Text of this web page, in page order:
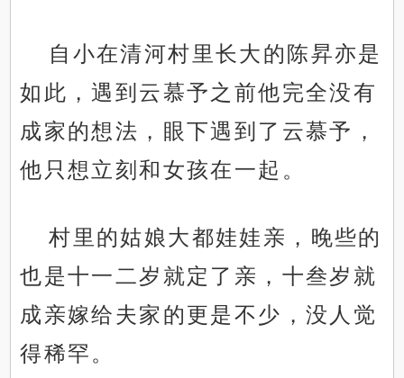
自小在清河村里长大的陈昇亦是
如此，遇到云慕予之前他完全没有
成家的想法，眼下遇到了云慕予，
他只想立刻和女孩在一起。
村里的姑娘大都娃娃亲，晚些的
也是十一二岁就定了亲，十叁岁就
成亲嫁给夫家的更是不少，没人觉
得稀罕。